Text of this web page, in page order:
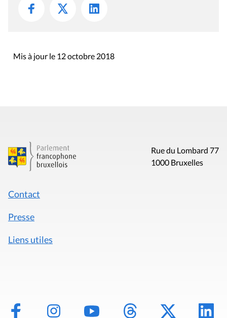
Mis à jour le 12 octobre 2018
Rue du Lombard 77
1000 Bruxelles
Contact
Presse
Liens utiles